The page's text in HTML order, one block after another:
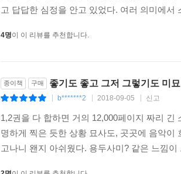
고 답답한 심정을 안고 있었다. 여러 의미에
4명이 이 리뷰를 추천합니다.
종이책 구매 좋기도 좋고 그저 그렇기도 미
b*******2 2018-09-05 신고
1,2권을 다 합하면 거의 12,000페이지 짜리
명하게 찍은 듯한 상황 묘사도, 곳곳에 음악
고나니 왠지 아쉬웠다. 용두사미? 같은 느낌